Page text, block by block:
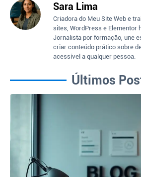
Sara Lima
Criadora do Meu Site Web e
sites, WordPress e Elementor
Jornalista por formação, une
criar conteúdo prático sobre
acessível a qualquer pessoa.
Últimos